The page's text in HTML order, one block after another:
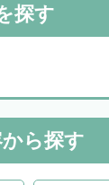
秩父郡東秩父村
探す
ら探す